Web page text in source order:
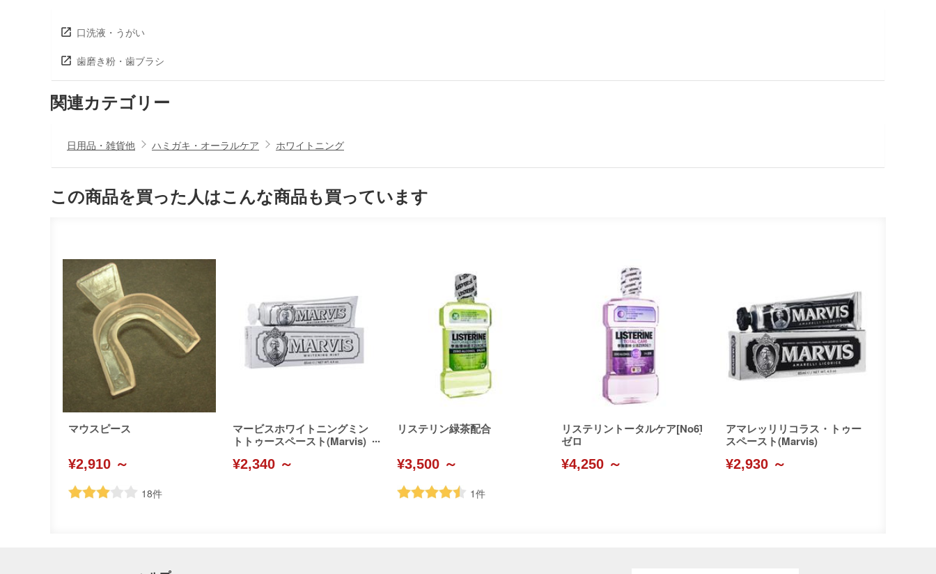
口洗液・うがい
歯磨き粉・歯ブラシ
関連カテゴリー
日用品・雑貨他 ハミガキ・オーラルケア ホワイトニング
この商品を買った人はこんな商品も買っています
マウスピース
¥2,910 ～
18件
マービスホワイトニングミン
トトゥースペースト(Marvis)
¥2,340 ～
リステリン緑茶配合
¥3,500 ～
1件
リステリントータルケア[No6]
ゼロ
¥4,250 ～
アマレッリリコラス・トゥー
スペースト(Marvis)
¥2,930 ～